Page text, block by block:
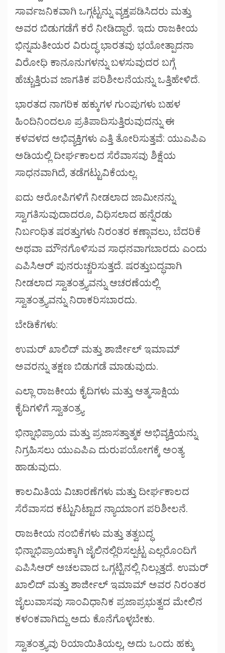
ಸಾರ್ವಜನಿಕವಾಗಿ ಒಗ್ಗಟ್ಟನ್ನು ವ್ಯಕ್ತಪಡಿಸಿದರು ಮತ್ತು
ಅವರ ಬಿಡುಗಡೆಗೆ ಕರೆ ನೀಡಿದ್ದಾರೆ. ಇದು ರಾಜಕೀಯ
ಭಿನ್ನಮತೀಯರ ವಿರುದ್ಧ ಭಾರತವು ಭಯೋತ್ಪಾದನಾ
ವಿರೋಧಿ ಕಾನೂನುಗಳನ್ನು ಬಳಸುವುದರ ಬಗ್ಗೆ
ಹೆಚ್ಚುತ್ತಿರುವ ಜಾಗತಿಕ ಪರಿಶೀಲನೆಯನ್ನು ಒತ್ತಿಹೇಳಿದೆ.
ಭಾರತದ ನಾಗರಿಕ ಹಕ್ಕುಗಳ ಗುಂಪುಗಳು ಬಹಳ
ಹಿಂದಿನಿಂದಲೂ ಪ್ರತಿಪಾದಿಸುತ್ತಿರುವುದನ್ನು ಈ
ಕಳವಳದ ಅಭಿವ್ಯಕ್ತಿಗಳು ಎತ್ತಿ ತೋರಿಸುತ್ತವೆ: ಯುಎಪಿಎ
ಅಡಿಯಲ್ಲಿ ದೀರ್ಘಕಾಲದ ಸೆರೆವಾಸವು ಶಿಕ್ಷೆಯ
ಸಾಧನವಾಗಿದೆ, ತಡೆಗಟ್ಟುವಿಕೆಯಲ್ಲ.
ಐದು ಆರೋಪಿಗಳಿಗೆ ನೀಡಲಾದ ಜಾಮೀನನ್ನು
ಸ್ವಾಗತಿಸುವುದಾದರೂ, ವಿಧಿಸಲಾದ ಹನ್ನೆರಡು
ನಿರ್ಬಂಧಿತ ಷರತ್ತುಗಳು ನಿರಂತರ ಕಣ್ಗಾವಲು, ಬೆದರಿಕೆ
ಅಥವಾ ಮೌನಗೊಳಿಸುವ ಸಾಧನವಾಗಬಾರದು ಎಂದು
ಎಪಿಸಿಆರ್ ಪುನರುಚ್ಚರಿಸುತ್ತದೆ. ಷರತ್ತುಬದ್ಧವಾಗಿ
ನೀಡಲಾದ ಸ್ವಾತಂತ್ರ್ಯವನ್ನು ಆಚರಣೆಯಲ್ಲಿ
ಸ್ವಾತಂತ್ರ್ಯವನ್ನು ನಿರಾಕರಿಸಬಾರದು.
ಬೇಡಿಕೆಗಳು:
ಉಮರ್ ಖಾಲಿದ್ ಮತ್ತು ಶಾರ್ಜೀಲ್ ಇಮಾಮ್
ಅವರನ್ನು ತಕ್ಷಣ ಬಿಡುಗಡೆ ಮಾಡುವುದು.
ಎಲ್ಲಾ ರಾಜಕೀಯ ಕೈದಿಗಳು ಮತ್ತು ಆತ್ಮಸಾಕ್ಷಿಯ
ಕೈದಿಗಳಿಗೆ ಸ್ವಾತಂತ್ರ್ಯ
ಭಿನ್ನಾಭಿಪ್ರಾಯ ಮತ್ತು ಪ್ರಜಾಸತ್ತಾತ್ಮಕ ಅಭಿವ್ಯಕ್ತಿಯನ್ನು
ನಿಗ್ರಹಿಸಲು ಯುಎಪಿಎ ದುರುಪಯೋಗಕ್ಕೆ ಅಂತ್ಯ
ಹಾಡುವುದು.
ಕಾಲಮಿತಿಯ ವಿಚಾರಣೆಗಳು ಮತ್ತು ದೀರ್ಘಕಾಲದ
ಸೆರೆವಾಸದ ಕಟ್ಟುನಿಟ್ಟಾದ ನ್ಯಾಯಾಂಗ ಪರಿಶೀಲನೆ.
ರಾಜಕೀಯ ನಂಬಿಕೆಗಳು ಮತ್ತು ತತ್ವಬದ್ಧ
ಭಿನ್ನಾಭಿಪ್ರಾಯಕ್ಕಾಗಿ ಜೈಲಿನಲ್ಲಿರಿಸಲ್ಪಟ್ಟ ಎಲ್ಲರೊಂದಿಗೆ
ಎಪಿಸಿಆರ್ ಅಚಲವಾದ ಒಗ್ಗಟ್ಟಿನಲ್ಲಿ ನಿಲ್ಲುತ್ತದೆ. ಉಮರ್
ಖಾಲಿದ್ ಮತ್ತು ಶಾರ್ಜೀಲ್ ಇಮಾಮ್ ಅವರ ನಿರಂತರ
ಜೈಲುವಾಸವು ಸಾಂವಿಧಾನಿಕ ಪ್ರಜಾಪ್ರಭುತ್ವದ ಮೇಲಿನ
ಕಳಂಕವಾಗಿದ್ದು ಅದು ಕೊನೆಗೊಳ್ಳಬೇಕು.
ಸ್ವಾತಂತ್ರ್ಯವು ರಿಯಾಯಿತಿಯಲ್ಲ, ಅದು ಒಂದು ಹಕ್ಕು